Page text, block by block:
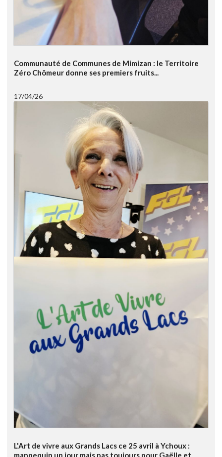
Communauté de Communes de Mimizan : le Territoire
Zéro Chômeur donne ses premiers fruits...
17/04/26
L'Art de vivre aux Grands Lacs ce 25 avril à Ychoux :
mannequin un jour mais pas toujours pour Gaëlle et